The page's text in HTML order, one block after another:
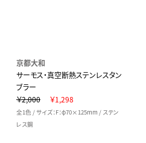
京都大和
サーモス・真空断熱ステンレスタン
ブラー
￥2,000
￥1,298
全1色 / サイズ：F：φ70×125mm / ステン
レス鋼